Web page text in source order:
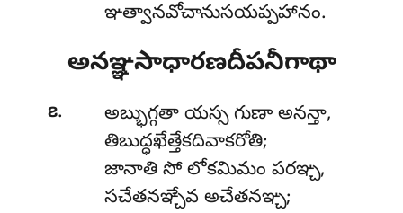
ఞత్వానవోచానుసయప్పహానం.
అనఞ్ఞసాధారణదీపనీగాథా
౭.
అబ్భుగ్గతా యస్స గుణా అనన్తా,
తిబుద్ధఖేత్తేకదివాకరోతి;
జానాతి సో లోకమిమం పరఞ్చ,
సచేతనఞ్చేవ అచేతనఞ్చ;